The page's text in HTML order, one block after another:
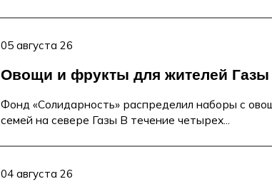
05 августа 26
Овощи и фрукты для жителей Газы
Фонд «Солидарность» распределил наборы с
семей на севере Газы В течение четырех...
04 августа 26